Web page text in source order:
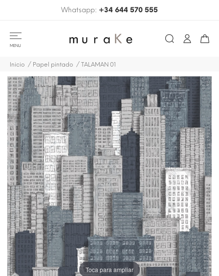
Whatsapp: +34 644 570 555
MENU
Inicio Papel pintado TALAMAN 01
Toca para ampliar